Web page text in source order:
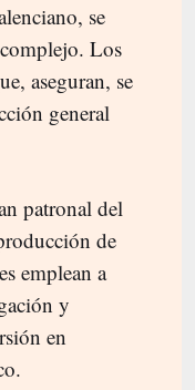
se
Los
aseguran, se
general
patronal del
de
emplean a
y
en